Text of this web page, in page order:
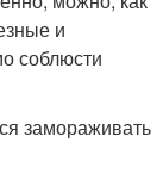
и
соблюсти
замораживать